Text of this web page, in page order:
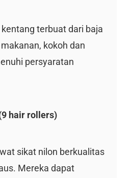
terbuat dari baja
kokoh dan
persyaratan
hair rollers)
sikat nilon berkualitas
Mereka dapat